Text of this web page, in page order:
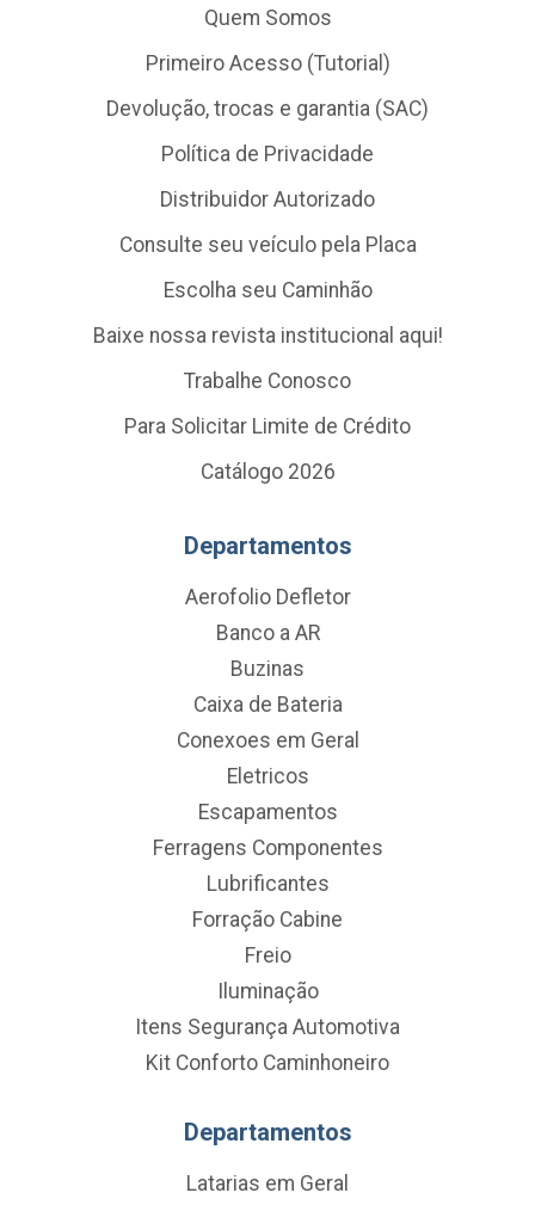
Quem Somos
Primeiro Acesso (Tutorial)
Devolução, trocas e garantia (SAC)
Política de Privacidade
Distribuidor Autorizado
Consulte seu veículo pela Placa
Escolha seu Caminhão
Baixe nossa revista institucional aqui!
Trabalhe Conosco
Para Solicitar Limite de Crédito
Catálogo 2026
Departamentos
Aerofolio Defletor
Banco a AR
Buzinas
Caixa de Bateria
Conexoes em Geral
Eletricos
Escapamentos
Ferragens Componentes
Lubrificantes
Forração Cabine
Freio
Iluminação
Itens Segurança Automotiva
Kit Conforto Caminhoneiro
Departamentos
Latarias em Geral